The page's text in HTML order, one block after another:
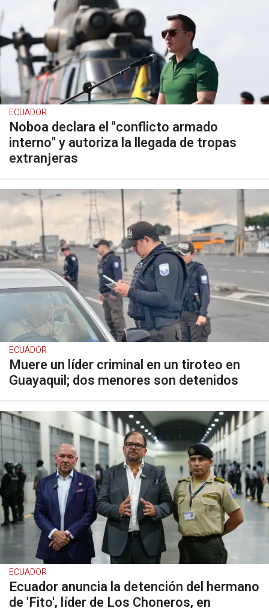
ECUADOR
Noboa declara el "conflicto armado
interno" y autoriza la llegada de tropas
extranjeras
ECUADOR
Muere un líder criminal en un tiroteo en
Guayaquil; dos menores son detenidos
ECUADOR
Ecuador anuncia la detención del hermano
de 'Fito', líder de Los Choneros, en